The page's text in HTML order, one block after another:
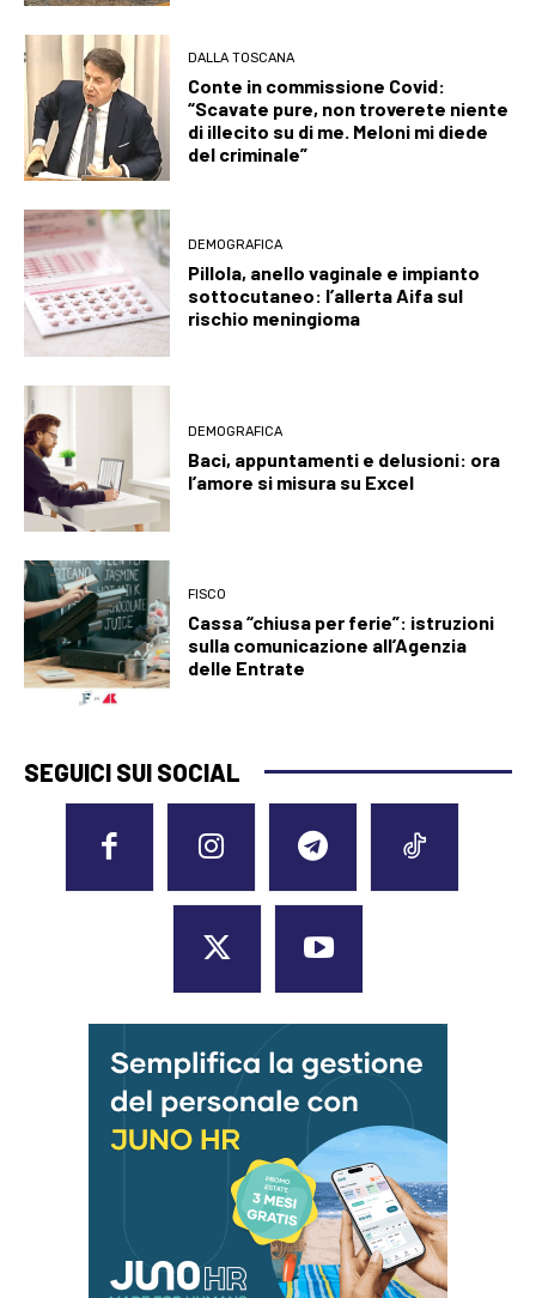
DALLA TOSCANA
Conte in commissione Covid:
“Scavate pure, non troverete niente
di illecito su di me. Meloni mi diede
del criminale”
DEMOGRAFICA
Pillola, anello vaginale e impianto
sottocutaneo: l’allerta Aifa sul
rischio meningioma
DEMOGRAFICA
Baci, appuntamenti e delusioni: ora
l’amore si misura su Excel
FISCO
Cassa “chiusa per ferie”: istruzioni
sulla comunicazione all’Agenzia
delle Entrate
SEGUICI SUI SOCIAL